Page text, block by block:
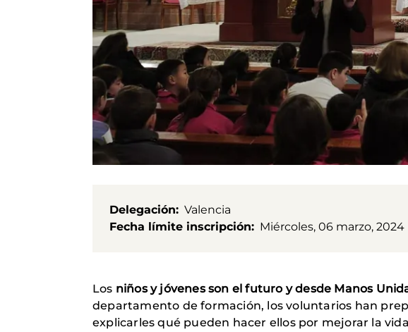
Delegación
Valencia
Fecha límite inscripción
Miércoles, 06 marzo, 2024
Los niños y jóvenes son el futuro y desde Manos
departamento de formación, los voluntarios han
explicarles qué pueden hacer ellos por mejorar la